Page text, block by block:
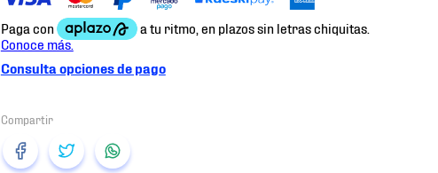
Consulta opciones de pago